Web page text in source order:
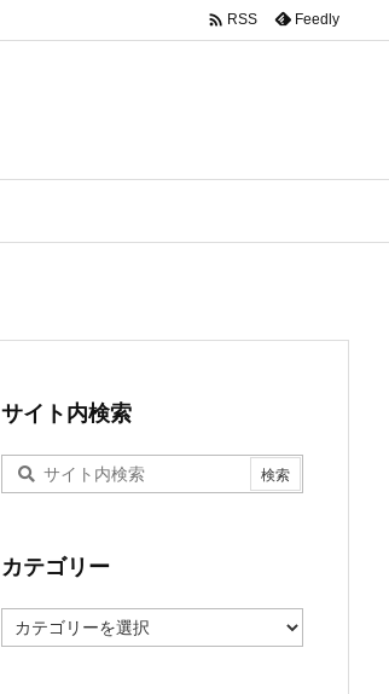
 RSS Feedly
サイト内検索
カテゴリー
テ